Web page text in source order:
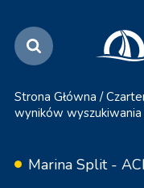
Strona Główna /
wyników wyszukiwania
Marina Split -